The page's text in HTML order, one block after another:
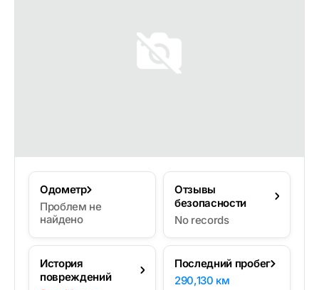
Одометр
Проблем не
найдено
Отзывы
безопасности
No records
История
повреждений
Последний пробег
290,130 км